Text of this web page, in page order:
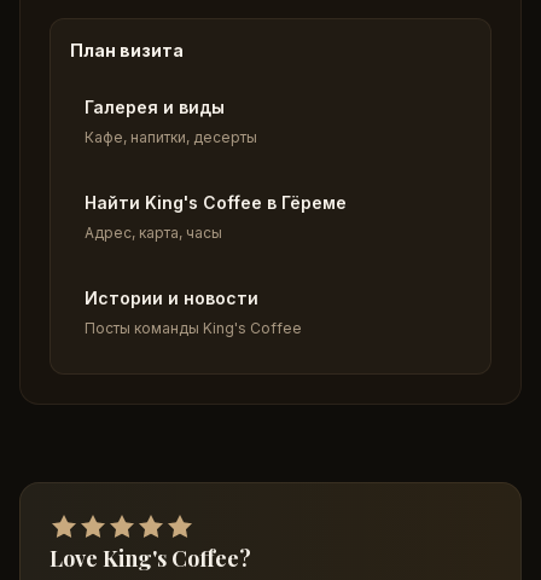
План визита
Галерея и виды
Кафе, напитки, десерты
Найти King's Coffee в Гёреме
Адрес, карта, часы
Истории и новости
Посты команды King's Coffee
Love King's Coffee?